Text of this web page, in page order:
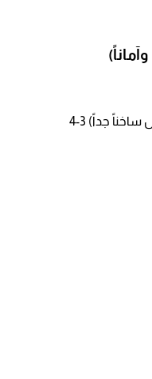
غمر القضيب في ماء دافئ (ليس ساخناً جداً) 3-4